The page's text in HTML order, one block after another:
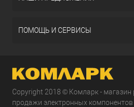
ПОМОЩЬ И СЕРВИСЫ
Copyright 2018 © Комларк - магазин
продажи электронных компонентов